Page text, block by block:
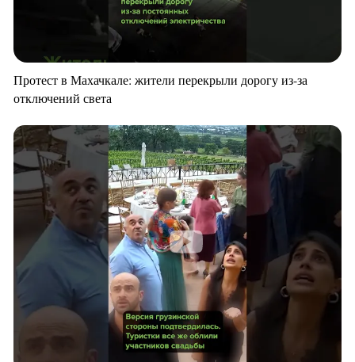
Протест в Махачкале: жители перекрыли дорогу из-за
отключений света